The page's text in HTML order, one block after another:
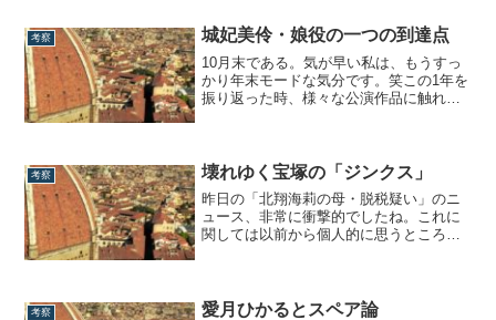
だと言えます。真風涼帆と麻央侑希に押
され、新公学年で花組に組替え。そこか
ら新公主演を3回、合計4回果たす。バウ
主演...
考察 城妃美伶・娘役の一つの到達点
10月末である。気が早い私は、もうすっ
かり年末モードな気分です。笑この1年を
振り返った時、様々な公演作品に触れ合
り男子』だったりします。というわけで
本日はそんな、『花より男子』で最後の
ヒロインを...
考察 壊れゆく宝塚の「ジンクス」
昨日の「北翔海莉の母・脱税疑い」のニ
ュース、非常に衝撃的でしたね。これに
関しては以前から個人的に思うところが
でした。笑いやだって内容的に非常にナ
考察 愛月ひかるとスペア論